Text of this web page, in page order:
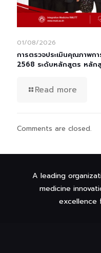
01/08/2026
การตรวจประเมินคุณภาพก
2568 ระดับหลักสูตร หลั
Read more
Comments are closed.
A leading
medicine
excellence